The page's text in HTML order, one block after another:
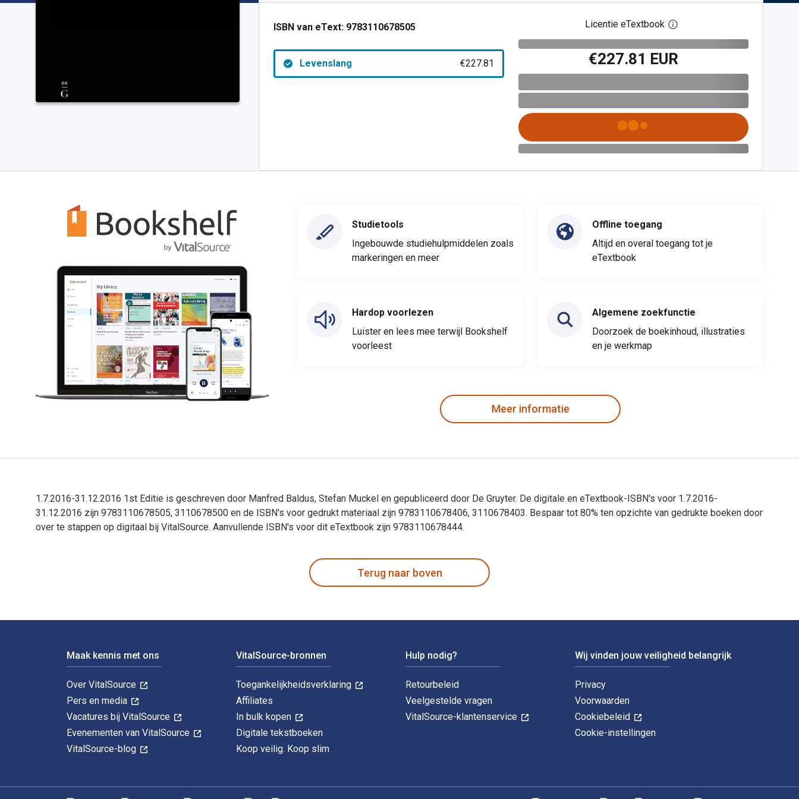
ISBN van eText: 9783110678505
Levenslang €227.81
Licentie eTextbook Open het dialoogvenster
€227.81 EUR
Studietools
Ingebouwde studiehulpmiddelen zoals
markeringen en meer
Hardop voorlezen
Luister en lees mee terwijl Bookshelf
voorleest
Offline toegang
Altijd en overal toegang tot je
eTextbook
Algemene zoekfunctie
Doorzoek de boekinhoud, illustraties
en je werkmap
Meer informatie
1.7.2016-31.12.2016 1st Editie is geschreven door Manfred Baldus, Stefan Muckel en gepubliceerd door De Gruyter. De digitale en eTextbook-ISBN's voor 1.7.2016-
31.12.2016 zijn 9783110678505, 3110678500 en de ISBN's voor gedrukt materiaal zijn 9783110678406, 3110678403. Bespaar tot 80% ten opzichte van gedrukte boeken door
over te stappen op digitaal bij VitalSource. Aanvullende ISBN's voor dit eTextbook zijn 9783110678444.
Terug naar boven
Maak kennis met ons
Over VitalSource
Pers en media
Vacatures bij VitalSource
Evenementen van VitalSource
VitalSource-blog
VitalSource-bronnen
Toegankelijkheidsverklaring
Affiliates
In bulk kopen
Digitale tekstboeken
Koop veilig. Koop slim
Hulp nodig?
Retourbeleid
Veelgestelde vragen
VitalSource-klantenservice
Wij vinden jouw veiligheid belangrijk
Privacy
Voorwaarden
Cookiebeleid
Cookie-instellingen